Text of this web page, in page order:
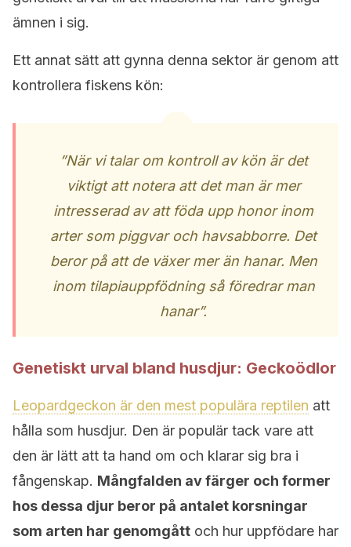
ämnen i sig.
Ett annat sätt att gynna denna sektor är genom att
kontrollera fiskens kön:
”När vi talar om kontroll av kön är det
viktigt att notera att det man är mer
intresserad av att föda upp honor inom
arter som piggvar och havsabborre. Det
beror på att de växer mer än hanar. Men
inom tilapiauppfödning så föredrar man
hanar”.
Genetiskt urval bland husdjur: Geckoödlor
Leopardgeckon är den mest populära reptilen att
hålla som husdjur. Den är populär tack vare att
den är lätt att ta hand om och klarar sig bra i
fångenskap. Mångfalden av färger och former
hos dessa djur beror på antalet korsningar
som arten har genomgått och hur uppfödare har